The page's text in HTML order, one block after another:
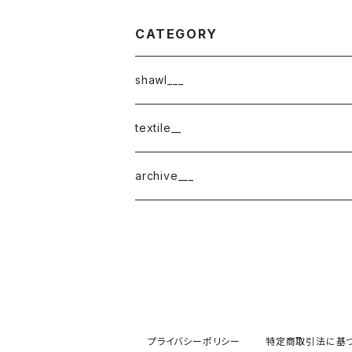
CATEGORY
shawl___
cotton
border
cotton × wool
textile__
織物
archive___
プライバシーポリシー 特定商取引法に基